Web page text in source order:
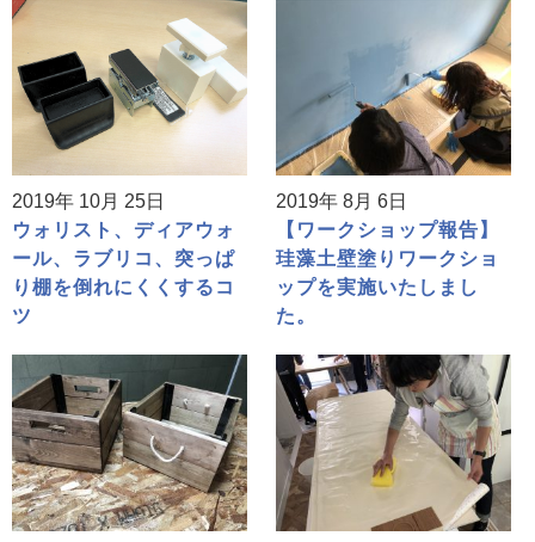
2019年 10月 25日
ウォリスト、ディアウォ
ール、ラブリコ、突っぱ
り棚を倒れにくくするコ
ツ
2019年 8月 6日
【ワークショップ報告】
珪藻土壁塗りワークショ
ップを実施いたしまし
た。